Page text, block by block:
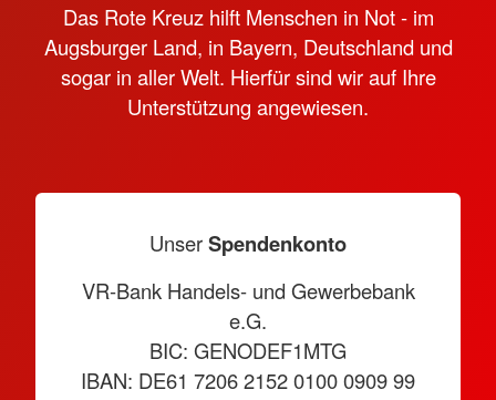
Das Rote Kreuz hilft Menschen in Not - im
Augsburger Land, in Bayern, Deutschland und
sogar in aller Welt. Hierfür sind wir auf Ihre
Unterstützung angewiesen.
UnserSpendenkonto
VR-Bank Handels- und Gewerbebank
e.G.
BIC: GENODEF1MTG
IBAN: DE61 7206 2152 0100 0909 99